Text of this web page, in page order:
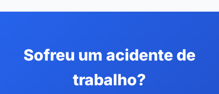
Sofreu um acidente de
trabalho?